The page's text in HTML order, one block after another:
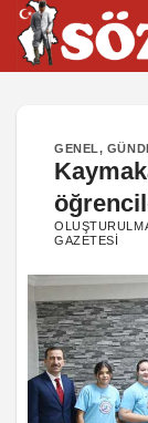
İçeriğe
atla
GENEL,
GAZETESI